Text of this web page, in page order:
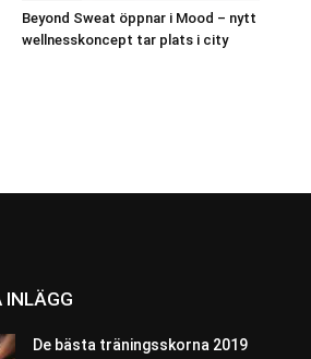
Beyond Sweat öppnar i Mood – nytt
wellnesskoncept tar plats i city
INLÄGG
De bästa träningsskorna 2019